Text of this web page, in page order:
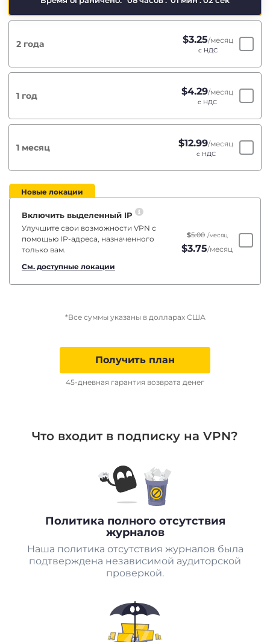
2 года $3.25/месяц
с НДС
1 год $4.29/месяц
с НДС
1 месяц $12.99/месяц
с НДС
Новые локации
Включить выделенный IP
Улучшите свои возможности VPN с
помощью IP-адреса, назначенного
только вам.
См. доступные локации
$5.00 /месяц
$3.75/месяц
*Все суммы указаны в долларах США
Получить план
45-дневная гарантия возврата денег
Что входит в подписку на VPN?
Политика полного отсутствия
журналов
Наша политика отсутствия журналов была
подтверждена независимой аудиторской
проверкой.